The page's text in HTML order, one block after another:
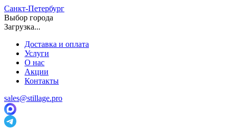
Санкт-Петербург
Выбор города
Загрузка...
Доставка и оплата
Услуги
О нас
Акции
Контакты
sales@stillage.pro